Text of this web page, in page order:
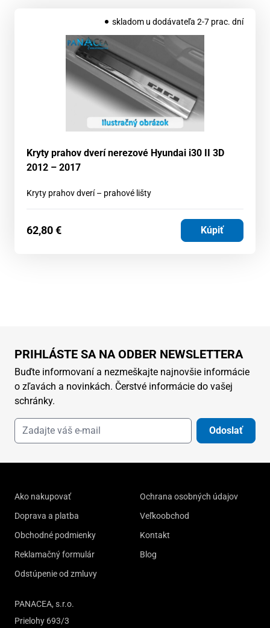
skladom u dodávateľa 2-7 prac. dní
Kryty prahov dverí nerezové Hyundai i30 II 3D
2012 – 2017
Kryty prahov dverí – prahové lišty
62,80€ Kúpiť
PRIHLÁSTE SA NA ODBER NEWSLETTERA
Buďte informovaní a nezmeškajte najnovšie informácie
o zľavách a novinkách. Čerstvé informácie do vašej
schránky.
Odoslať
Ako nakupovať
Doprava a platba
Obchodné podmienky
Reklamačný formulár
Odstúpenie od zmluvy
Ochrana osobných údajov
Veľkoobchod
Kontakt
Blog
PANACEA, s.r.o.
Prielohy 693/3